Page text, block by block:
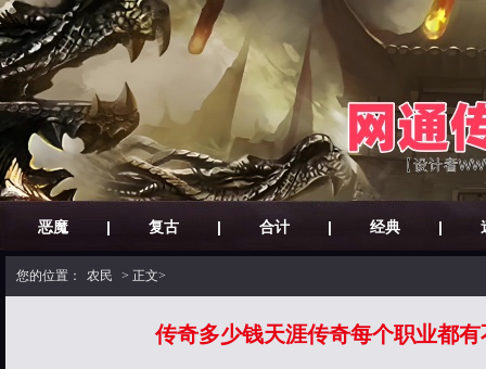
恶魔 | 复古 | 合计 | 经典 |
您的位置： 农民 > 正文>
传奇多少钱天涯传奇每个职业都